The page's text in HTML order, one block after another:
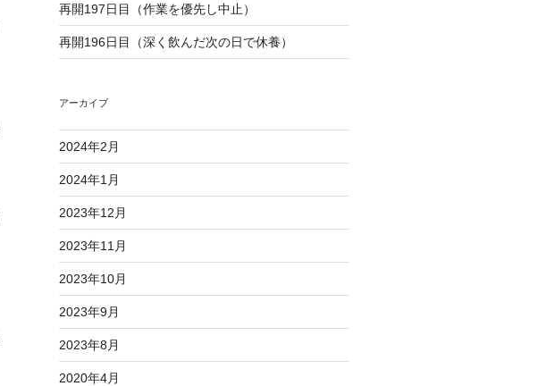
再開197日目（作業を優先し中止）
再開196日目（深く飲んだ次の日で休養）
アーカイブ
2024年2月
2024年1月
2023年12月
2023年11月
2023年10月
2023年9月
2023年8月
2020年4月